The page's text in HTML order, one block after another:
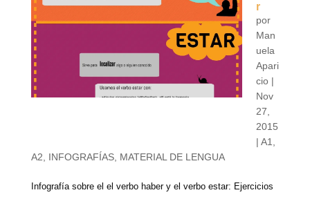
r
por
Man
uela
Apari
cio|
Nov
27,
2015
| A1
A2
INFOGRAFÍAS, MATERIAL DE LENGUA
Infografía sobre el el verbo haber y el verbo estar: Ejercicios